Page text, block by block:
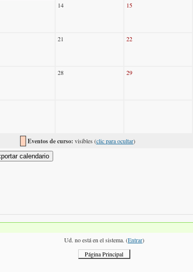
14 15
21 22
28 29
Eventos de curso: visibles (clic para ocultar)
Ud. no está en el sistema. (Entrar)
Página Principal